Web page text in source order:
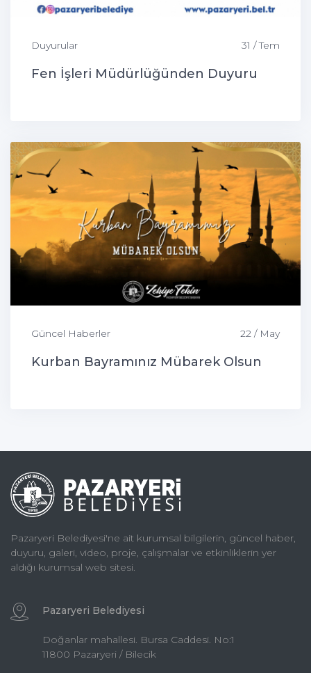
Duyurular 31 / Tem
Fen İşleri Müdürlüğünden Duyuru
Güncel Haberler 22 / May
Kurban Bayramınız Mübarek Olsun
Pazaryeri Belediyesi'ne ait kurumsal bilgilerin, güncel haber,
duyuru, galeri, video, proje, çalışmalar ve etkinliklerin yer
aldığı kurumsal web sitesi.
Pazaryeri Belediyesi
Doğanlar mahallesi. Bursa Caddesi. No:1
11800 Pazaryeri / Bilecik